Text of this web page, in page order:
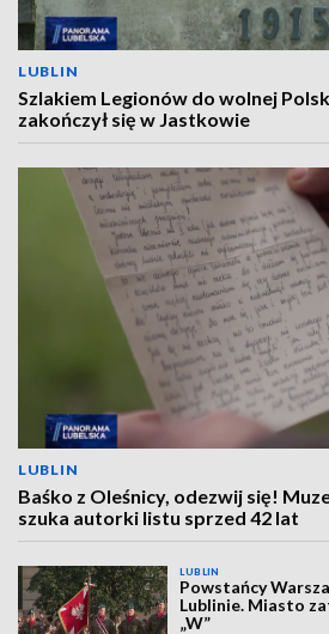
LUBLIN
Szlakiem Legionów do wolnej
zakończył się w Jastkowie
LUBLIN
Baśko z Oleśnicy, odezwij się!
szuka autorki listu sprzed 42 lat
LUBLIN
Powstańcy
Lublinie. Miasto
„W”